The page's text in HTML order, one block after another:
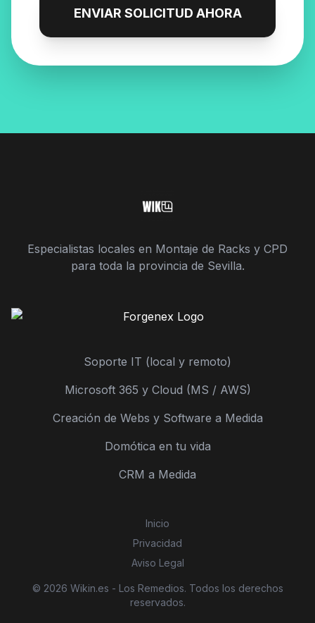
ENVIAR SOLICITUD AHORA
Especialistas locales en Montaje de Racks y CPD
para toda la provincia de Sevilla.
Soporte IT (local y remoto)
Microsoft 365 y Cloud (MS / AWS)
Creación de Webs y Software a Medida
Domótica en tu vida
CRM a Medida
Inicio
Privacidad
Aviso Legal
© 2026 Wikin.es - Los Remedios. Todos los derechos
reservados.